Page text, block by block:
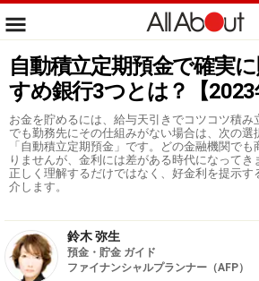
自動積立定期預金で確実
すめ銀行3つとは？【2023
お金を貯めるには、給与天引きでコツコツ積み
でも勤務先にその仕組みがない場合は、次の選
「自動積立定期預金」です。どの金融機関で
りませんが、金利には差がある時代になってき
正しく理解するだけではなく、好金利を提示す
介します。
鈴木 弥生
預金・貯金 ガイド
ファイナンシャルプランナー（AFP）